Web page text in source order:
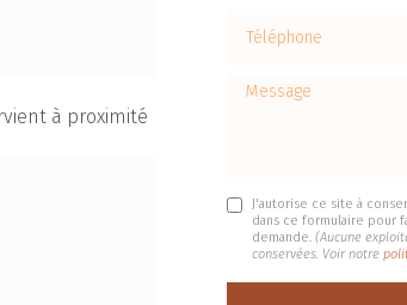
à proximité
Message
J'autorise ce site à
dans ce formulaire pour
demande. (Aucune
conservées. Voir notre